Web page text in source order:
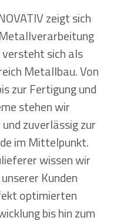
zeigt sich
versteht sich als
Metallbau. Von
zur Fertigung und
stehen wir
zuverlässig zur
im Mittelpunkt.
wissen wir
Kunden
optimierten
bis hin zum